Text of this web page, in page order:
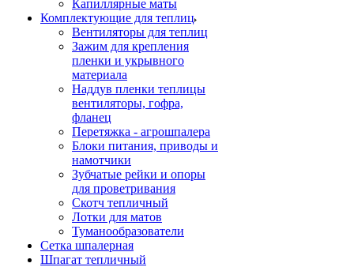
Капиллярные маты
Комплектующие для теплиц
Вентиляторы для теплиц
Зажим для крепления
пленки и укрывного
материала
Наддув пленки теплицы
вентиляторы, гофра,
фланец
Перетяжка - агрошпалера
Блоки питания, приводы и
намотчики
Зубчатые рейки и опоры
для проветривания
Скотч тепличный
Лотки для матов
Туманообразователи
Сетка шпалерная
Шпагат тепличный